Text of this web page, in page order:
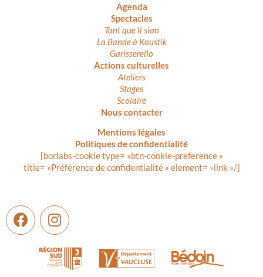
Agenda
Spectacles
Tant que li sian
La Bande à Koustik
Garisserello
Actions culturelles
Ateliers
Stages
Scolaire
Nous contacter
Mentions légales
Politiques de confidentialité
[borlabs-cookie type= »btn-cookie-preference »
title= »Préférence de confidentialité » element= »link »/]